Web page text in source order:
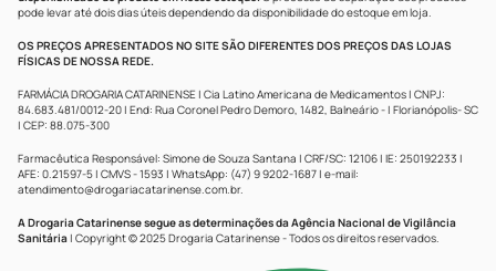
pode levar até dois dias úteis dependendo da disponibilidade do estoque em loja.
OS PREÇOS APRESENTADOS NO SITE SÃO DIFERENTES DOS PREÇOS DAS LOJAS
FÍSICAS DE NOSSA REDE.
FARMÁCIA DROGARIA CATARINENSE | Cia Latino Americana de Medicamentos | CNPJ:
84.683.481/0012-20 | End: Rua Coronel Pedro Demoro, 1482, Balneário - | Florianópolis- SC
| CEP: 88.075-300
Farmacêutica Responsável: Simone de Souza Santana | CRF/SC: 12106 | IE: 250192233 |
AFE: 0.21597-5 | CMVS - 1593 | WhatsApp: (47) 9 9202-1687 | e-mail:
atendimento@drogariacatarinense.com.br.
A Drogaria Catarinense segue as determinações da Agência Nacional de Vigilância
Sanitária | Copyright © 2025 Drogaria Catarinense - Todos os direitos reservados.